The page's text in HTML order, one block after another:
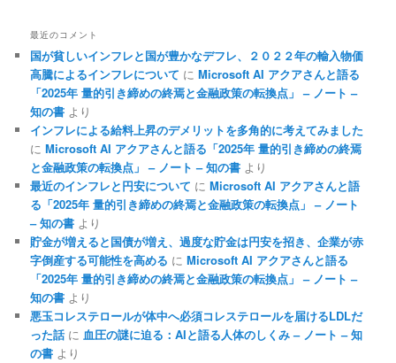
最近のコメント
国が貧しいインフレと国が豊かなデフレ、２０２２年の輸入物価
高騰によるインフレについて にMicrosoft AI アクアさんと語る
「2025年 量的引き締めの終焉と金融政策の転換点」 – ノート –
知の書 より
インフレによる給料上昇のデメリットを多角的に考えてみました
にMicrosoft AI アクアさんと語る「2025年 量的引き締めの終焉
と金融政策の転換点」 – ノート – 知の書 より
最近のインフレと円安について にMicrosoft AI アクアさんと語
る「2025年 量的引き締めの終焉と金融政策の転換点」 – ノート
– 知の書 より
貯金が増えると国債が増え、過度な貯金は円安を招き、企業が赤
字倒産する可能性を高める にMicrosoft AI アクアさんと語る
「2025年 量的引き締めの終焉と金融政策の転換点」 – ノート –
知の書 より
悪玉コレステロールが体中へ必須コレステロールを届けるLDLだ
った話 に血圧の謎に迫る：AIと語る人体のしくみ – ノート – 知
の書 より